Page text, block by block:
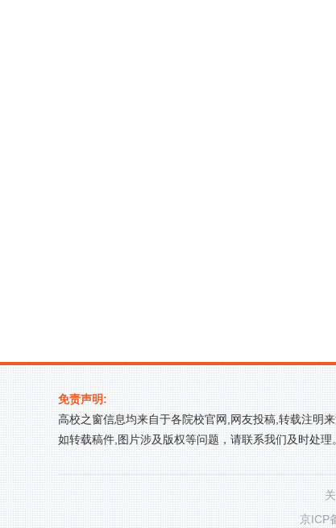
免责声明:
高校之窗信息均来自于各院校官网,网友投稿,转载注明
如转载稿件,图片涉及版权等问题，请联系我们及时处理
京ICP